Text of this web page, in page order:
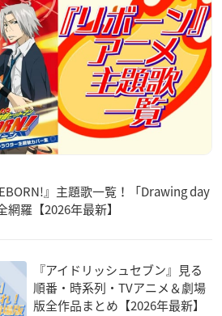
』主題歌一覧！「Drawing day
羅【2026年最新】
『アイドリッシュセブン』見る
順番・時系列・TVアニメ＆劇場
版全作品まとめ【2026年最新】